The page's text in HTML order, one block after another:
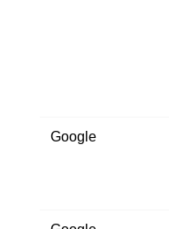
Google